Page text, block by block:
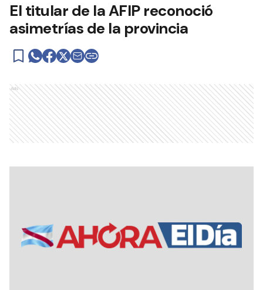
El titular de la AFIP reconoció
asimetrías de la provincia
Ads